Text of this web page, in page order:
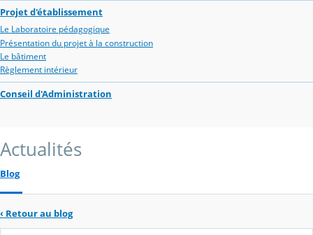
Projet d'établissement
Le Laboratoire pédagogique
Présentation du projet à la construction
Le bâtiment
Règlement intérieur
Conseil d'Administration
Actualités
Blog
‹ Retour au blog